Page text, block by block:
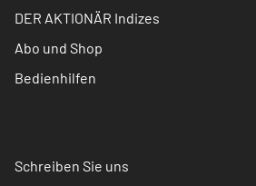
DER AKTIONÄR Indizes
Abo und Shop
Bedienhilfen
Schreiben Sie uns